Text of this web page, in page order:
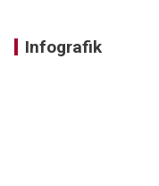
Infografik